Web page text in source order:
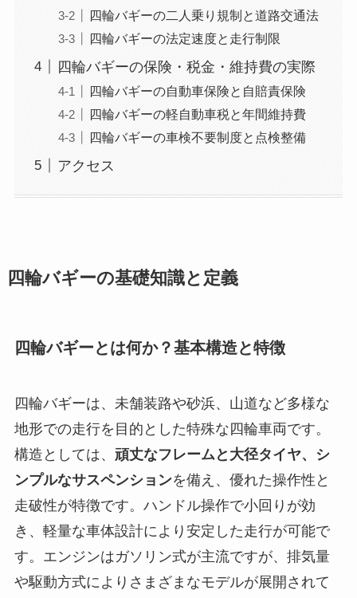
四輪バギーの二人乗り規制と道路交通法
四輪バギーの法定速度と走行制限
四輪バギーの保険・税金・維持費の実際
四輪バギーの自動車保険と自賠責保険
四輪バギーの軽自動車税と年間維持費
四輪バギーの車検不要制度と点検整備
アクセス
四輪バギーの基礎知識と定義
四輪バギーとは何か？基本構造と特徴
四輪バギーは、未舗装路や砂浜、山道など多様な
地形での走行を目的とした特殊な四輪車両です。
構造としては、 頑丈なフレームと大径タイヤ、シ
ンプルなサスペンションを備え、優れた操作性と
走破性が特徴です。ハンドル操作で小回りが効
き、軽量な車体設計により安定した走行が可能で
す。エンジンはガソリン式が主流ですが、排気量
や駆動方式によりさまざまなモデルが展開されて